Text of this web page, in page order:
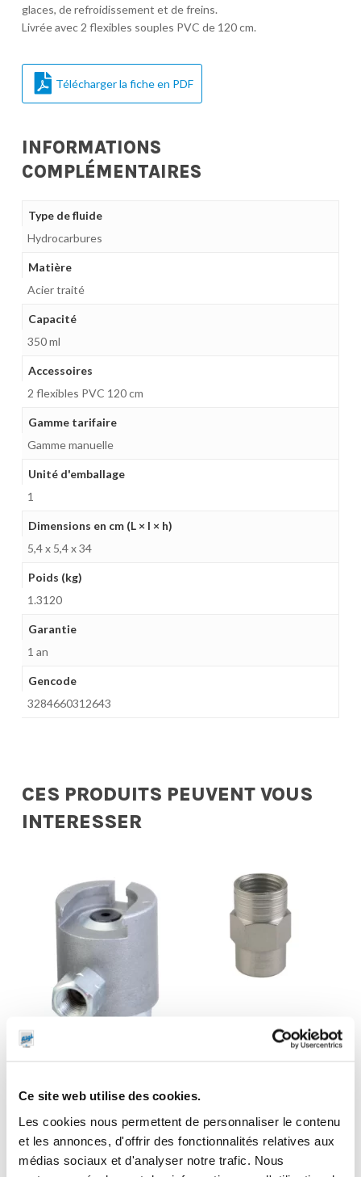
Ce site web utilise des cookies.
Les cookies nous permettent de personnaliser le contenu
et les annonces, d'offrir des fonctionnalités relatives aux
médias sociaux et d'analyser notre trafic. Nous
glaces, de refroidissement et de freins.
Livrée avec 2 flexibles souples PVC de 120 cm.
Télécharger la fiche en PDF
INFORMATIONS
COMPLÉMENTAIRES
Type de fluide
Hydrocarbures
Matière
Acier traité
Capacité
350 ml
Accessoires
2 flexibles PVC 120 cm
Gamme tarifaire
Gamme manuelle
Unité d'emballage
1
Dimensions en cm (L × l × h)
5,4 x 5,4 x 34
Poids (kg)
1.3120
Garantie
1 an
Gencode
3284660312643
CES PRODUITS PEUVENT VOUS
INTERESSER
Agrafe géante à
tirer